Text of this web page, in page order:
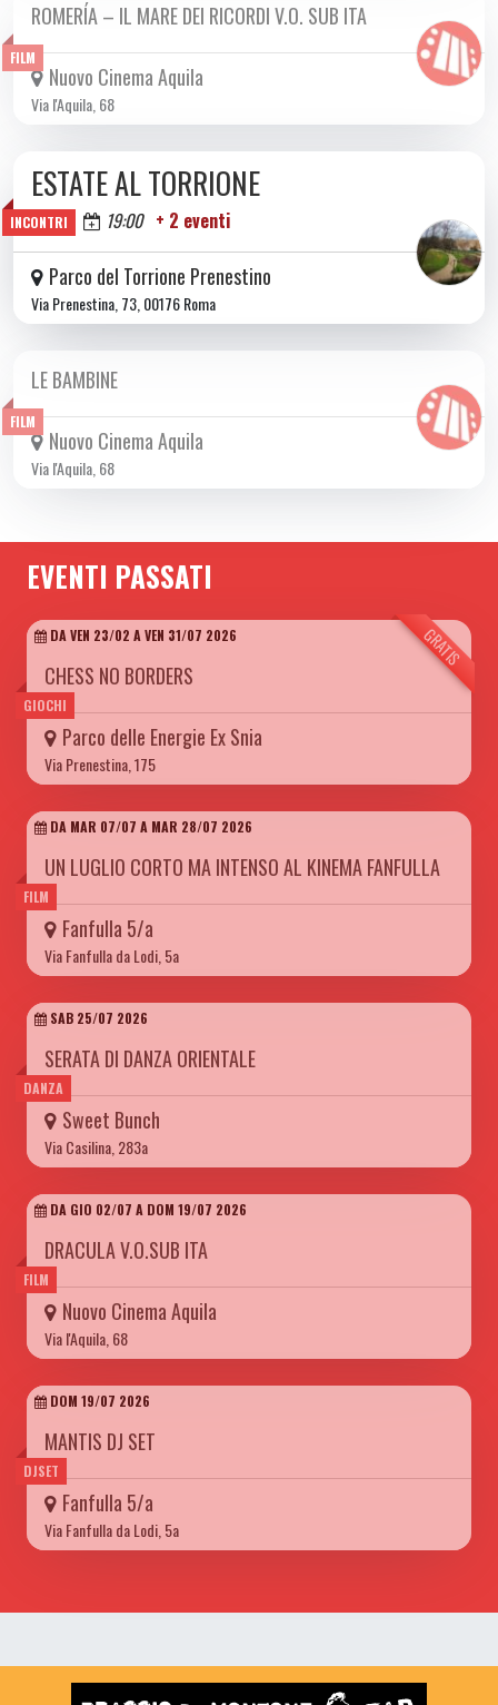
FILM
DA GIO 11/06 A MER 24/06 2026
ROMERÍA – IL MARE DEI RICORDI V.O. SUB ITA
Nuovo Cinema Aquila
Via l'Aquila, 68
INCONTRI
DA SAB 06/06 A SAB 08/08 2026
ESTATE AL TORRIONE
Oggi 19:00 + 2 eventi
Parco del Torrione Prenestino
Via Prenestina, 73, 00176 Roma
FILM
DA GIO 11/06 A MER 01/07 2026
LE BAMBINE
Nuovo Cinema Aquila
Via l'Aquila, 68
EVENTI PASSATI
GIOCHI
GRATIS
DA VEN 23/02 A VEN 31/07 2026
CHESS NO BORDERS
Parco delle Energie Ex Snia
Via Prenestina, 175
FILM
DA MAR 07/07 A MAR 28/07 2026
UN LUGLIO CORTO MA INTENSO AL KINEMA FANFULLA
Fanfulla 5/a
Via Fanfulla da Lodi, 5a
DANZA
SAB 25/07 2026
SERATA DI DANZA ORIENTALE
Sweet Bunch
Via Casilina, 283a
FILM
DA GIO 02/07 A DOM 19/07 2026
DRACULA V.O.SUB ITA
Nuovo Cinema Aquila
Via l'Aquila, 68
DJSET
DOM 19/07 2026
MANTIS DJ SET
Fanfulla 5/a
Via Fanfulla da Lodi, 5a